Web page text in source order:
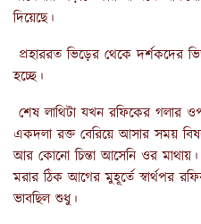
দিয়েছে।
প্রহাররত ভিড়ের থেকে
হচ্ছে।
শেষ লাথিটা যখন রফিকের গলার
একদলা রক্ত বেরিয়ে আসার সময়
আর কোনো চিন্তা আসেনি ওর মাথায়।
মরার ঠিক আগের মুহূর্তে স্বার্থপর
ভাবছিল শুধু।